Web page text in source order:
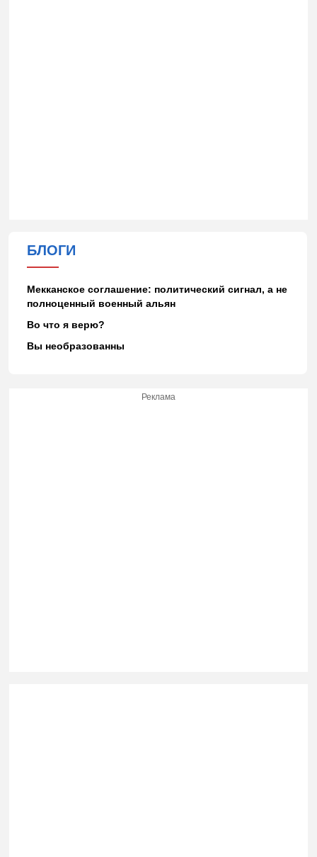
БЛОГИ
Мекканское соглашение: политический сигнал, а не
полноценный военный альян
Во что я верю?
Вы необразованны
Реклама